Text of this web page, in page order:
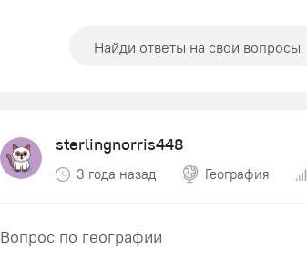
sterlingnorris448
3 года назад География
Вопрос по географии